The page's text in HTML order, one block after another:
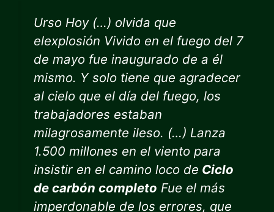
Urso Hoy (…) olvida que
elexplosión Vivido en el fuego del 7
de mayo fue inaugurado de a él
mismo. Y solo tiene que agradecer
al cielo que el día del fuego, los
trabajadores estaban
milagrosamente ileso. (…) Lanza
1.500 millones en el viento para
insistir en el camino loco de Ciclo
de carbón completo Fue el más
imperdonable de los errores, que